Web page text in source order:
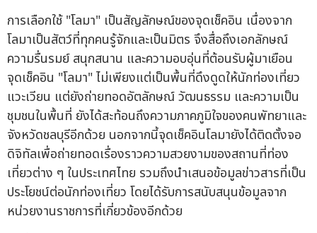
การเลือกใช้ "โลมา" เป็นสัญลักษณ์ของจุดเช็คอิน เนื่องจาก
โลมาเป็นสัตว์ที่ทุกคนรู้จักและเป็นมิตร จึงสื่อถึงเอกลักษณ์
ความรื่นรมย์ สนุกสนาน และความอบอุ่นที่ต้อนรับผู้มาเยือน
จุดเช็คอิน "โลมา" ไม่เพียงแต่เป็นพื้นที่ดึงดูดให้นักท่องเที่ยว
แวะเวียน แต่ยังถ่ายทอดอัตลักษณ์ วัฒนธรรม และความเป็น
ชุมชนในพื้นที่ ยังได้สะท้อนถึงความภาคภูมิใจของคนพัทยาและ
จังหวัดชลบุรีอีกด้วย นอกจากนี้จุดเช็คอินโลมายังได้ติดตั้งจอ
ดิจิทัลเพื่อถ่ายทอดเรื่องราวความสวยงามของสถานที่ท่อง
เที่ยวต่าง ๆ ในประเทศไทย รวมถึงนำเสนอข้อมูลข่าวสารที่เป็น
ประโยชน์ต่อนักท่องเที่ยว โดยได้รับการสนับสนุนข้อมูลจาก
หน่วยงานราชการที่เกี่ยวข้องอีกด้วย